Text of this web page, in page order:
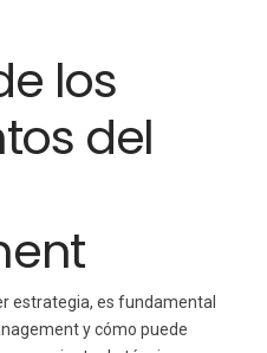
los
del
estrategia, es fundamental
y cómo puede